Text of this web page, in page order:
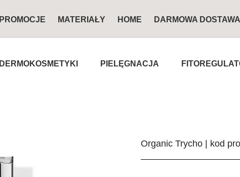
PROMOCJE MATERIAŁY HOME DARMOWA DOSTAWA
DERMOKOSMETYKI PIELĘGNACJA
Organic Trycho | kod